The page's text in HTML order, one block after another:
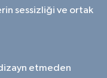
sessizliği ve ortak
etmeden